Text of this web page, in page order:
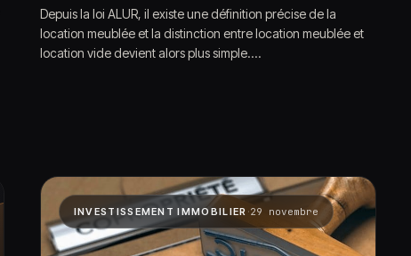
Depuis la loi ALUR, il existe une définition précise de la
location meublée et la distinction entre location meublée et
location vide devient alors plus simple.…
INVESTISSEMENT IMMOBILIER ·29 novembre